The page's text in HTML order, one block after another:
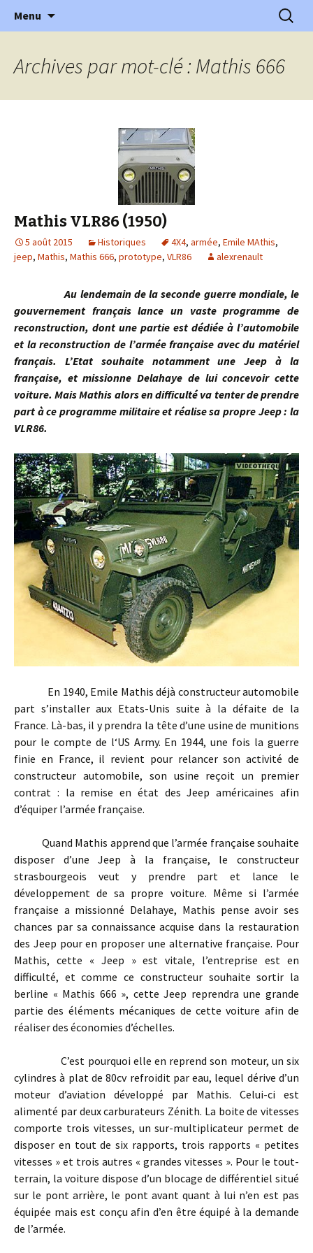
l'Automobile Ancienne
l'automobile ancienne : articles, historiques
…
Menu
Archives par mot-clé : Mathis 666
Mathis VLR86 (1950)
5 août 2015 Historiques 4X4, armée, Emile MAthis,
jeep, Mathis, Mathis 666, prototype, VLR86 alexrenault
Au lendemain de la seconde guerre mondiale, le
gouvernement français lance un vaste programme de
reconstruction, dont une partie est dédiée à l’automobile
et la reconstruction de l’armée française avec du matériel
français. L’Etat souhaite notamment une Jeep à la
française, et missionne Delahaye de lui concevoir cette
voiture. Mais Mathis alors en difficulté va tenter de prendre
part à ce programme militaire et réalise sa propre Jeep : la
VLR86.
En 1940, Emile Mathis déjà constructeur automobile
part s’installer aux Etats-Unis suite à la défaite de la
France. Là-bas, il y prendra la tête d’une usine de munitions
pour le compte de l‘US Army. En 1944, une fois la guerre
finie en France, il revient pour relancer son activité de
constructeur automobile, son usine reçoit un premier
contrat : la remise en état des Jeep américaines afin
d’équiper l’armée française.
Quand Mathis apprend que l’armée française souhaite
disposer d’une Jeep à la française, le constructeur
strasbourgeois veut y prendre part et lance le
développement de sa propre voiture. Même si l’armée
française a missionné Delahaye, Mathis pense avoir ses
chances par sa connaissance acquise dans la restauration
des Jeep pour en proposer une alternative française. Pour
Mathis, cette « Jeep » est vitale, l’entreprise est en
difficulté, et comme ce constructeur souhaite sortir la
berline « Mathis 666 », cette Jeep reprendra une grande
partie des éléments mécaniques de cette voiture afin de
réaliser des économies d’échelles.
C’est pourquoi elle en reprend son moteur, un six
cylindres à plat de 80cv refroidit par eau, lequel dérive d’un
moteur d’aviation développé par Mathis. Celui-ci est
alimenté par deux carburateurs Zénith. La boite de vitesses
comporte trois vitesses, un sur-multiplicateur permet de
disposer en tout de six rapports, trois rapports « petites
vitesses » et trois autres « grandes vitesses ». Pour le tout-
terrain, la voiture dispose d’un blocage de différentiel situé
sur le pont arrière, le pont avant quant à lui n’en est pas
équipée mais est conçu afin d’en être équipé à la demande
de l’armée.